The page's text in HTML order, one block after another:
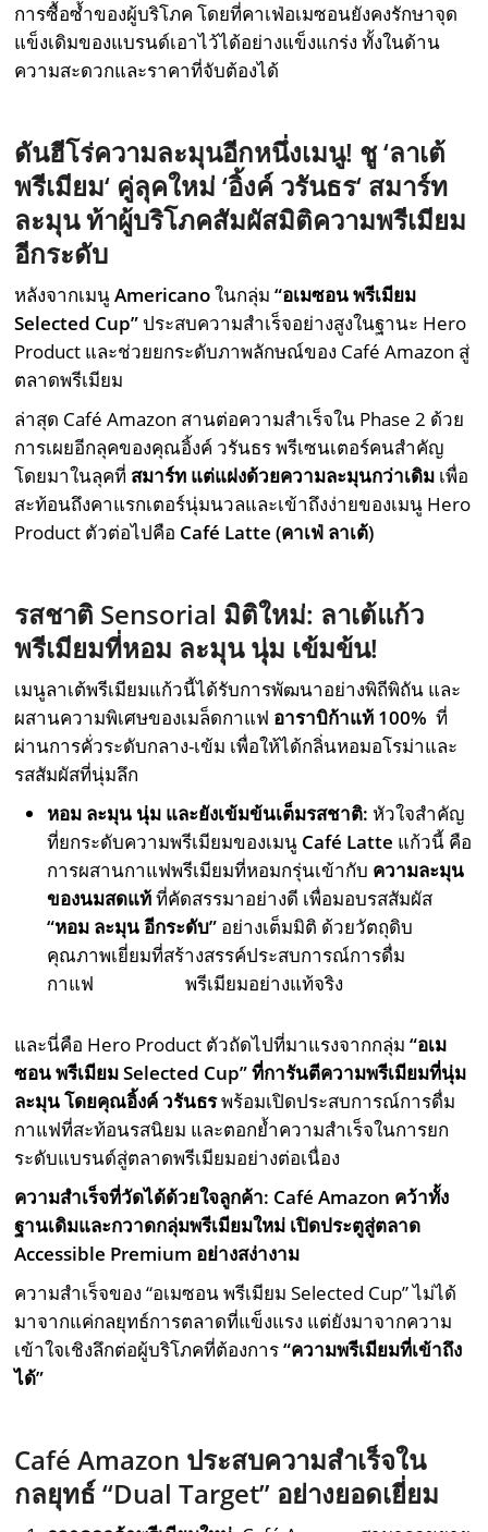
การซื้อซ้ำของผู้บริโภค โดยที่คาเฟ่อเมซอนยังคงรักษาจุด
แข็งเดิมของแบรนด์เอาไว้ได้อย่างแข็งแกร่ง ทั้งในด้าน
ความสะดวกและราคาที่จับต้องได้
ดันฮีโร่ความละมุนอีกหนึ่งเมนู! ชู‘ลาเต้
พรีเมียม‘ คู่ลุคใหม่‘อิ้งค์ วรันธร‘ สมาร์ท
ละมุน ท้าผู้บริโภคสัมผัสมิติความพรีเมียม
อีกระดับ
หลังจากเมนูAmericanoในกลุ่ม“อเมซอน พรีเมียม
Selected Cup”ประสบความสำเร็จอย่างสูงในฐานะ Hero
Product และช่วยยกระดับภาพลักษณ์ของ Café Amazon สู่
ตลาดพรีเมียม
ล่าสุด Café Amazon สานต่อความสำเร็จใน Phase 2 ด้วย
การเผยอีกลุคของคุณอิ้งค์ วรันธร พรีเซนเตอร์คนสำคัญ
โดยมาในลุคที่ สมาร์ท แต่แฝงด้วยความละมุนกว่าเดิม เพื่อ
สะท้อนถึงคาแรกเตอร์นุ่มนวลและเข้าถึงง่ายของเมนู Hero
Product ตัวต่อไปคือ Café Latte (คาเฟ่ ลาเต้)
รสชาติ Sensorial มิติใหม่: ลาเต้แก้ว
พรีเมียมที่หอม ละมุน นุ่ม เข้มข้น!
เมนูลาเต้พรีเมียมแก้วนี้ได้รับการพัฒนาอย่างพิถีพิถัน และ
ผสานความพิเศษของเมล็ดกาแฟ อาราบิก้าแท้ 100% ที่
ผ่านการคั่วระดับกลาง-เข้ม เพื่อให้ได้กลิ่นหอมอโรม่าและ
รสสัมผัสที่นุ่มลึก
หอม ละมุน นุ่ม และยังเข้มข้นเต็มรสชาติ: หัวใจสำคัญ
ที่ยกระดับความพรีเมียมของเมนู Café Latte แก้วนี้ คือ
การผสานกาแฟพรีเมียมที่หอมกรุ่นเข้ากับ ความละมุน
ของนมสดแท้ที่คัดสรรมาอย่างดี เพื่อมอบรสสัมผัส
“หอม ละมุน อีกระดับ” อย่างเต็มมิติ ด้วยวัตถุดิบ
คุณภาพเยี่ยมที่สร้างสรรค์ประสบการณ์การดื่ม
กาแฟ พรีเมียมอย่างแท้จริง
และนี่คือ Hero Product ตัวถัดไปที่มาแรงจากกลุ่ม“อเม
ซอน พรีเมียมSelected Cup”ที่การันตีความพรีเมียมที่นุ่ม
ละมุน โดยคุณอิ้งค์ วรันธรพร้อมเปิดประสบการณ์การดื่ม
กาแฟที่สะท้อนรสนิยม และตอกย้ำความสำเร็จในการยก
ระดับแบรนด์สู่ตลาดพรีเมียมอย่างต่อเนื่อง
ความสำเร็จที่วัดได้ด้วยใจลูกค้า: Café Amazon คว้าทั้ง
ฐานเดิมและกวาดกลุ่มพรีเมียมใหม่ เปิดประตูสู่ตลาด
Accessible Premium อย่างสง่างาม
ความสำเร็จของ “อเมซอน พรีเมียม Selected Cup” ไม่ได้
มาจากแค่กลยุทธ์การตลาดที่แข็งแรง แต่ยังมาจากความ
เข้าใจเชิงลึกต่อผู้บริโภคที่ต้องการ“ความพรีเมียมที่เข้าถึง
ได้”
Café Amazon ประสบความสำเร็จใน
กลยุทธ์ “Dual Target” อย่างยอดเยี่ยม